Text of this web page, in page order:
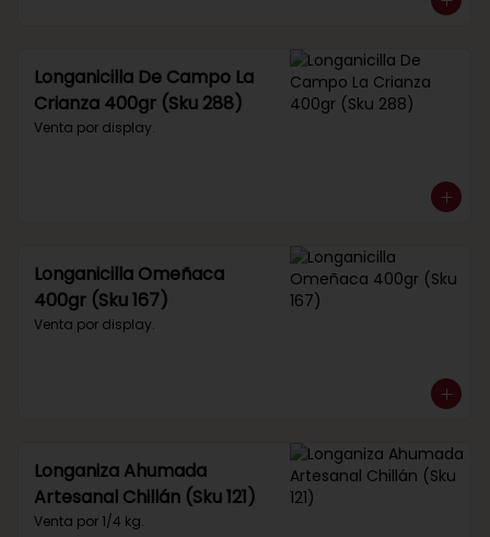
Longanicilla De Campo La
Crianza 400gr (Sku 288)
Venta por display.
Longanicilla Omeñaca
400gr (Sku 167)
Venta por display.
Longaniza Ahumada
Artesanal Chillán (Sku 121)
Venta por 1/4 kg.